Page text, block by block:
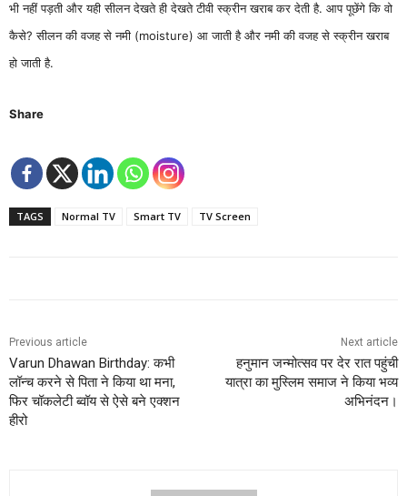
भी नहीं पड़ती और यही सीलन देखते ही देखते टीवी स्क्रीन खराब कर देती है. आप पूछेंगे कि वो
कैसे? सीलन की वजह से नमी (moisture) आ जाती है और नमी की वजह से स्क्रीन खराब
हो जाती है.
Share
TAGS Normal TV Smart TV TV Screen
Previous article
Varun Dhawan Birthday: कभी
लॉन्च करने से पिता ने किया था मना,
फिर चॉकलेटी ब्वॉय से ऐसे बने एक्शन
हीरो
Next article
हनुमान जन्मोत्सव पर देर रात पहुंची
यात्रा का मुस्लिम समाज ने किया भव्य
अभिनंदन।